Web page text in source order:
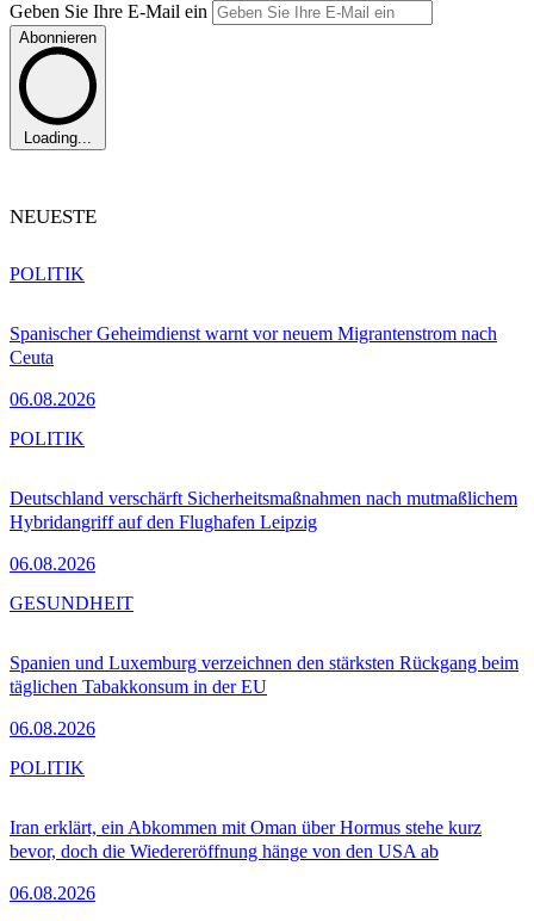
Geben Sie Ihre E-Mail ein
Abonnieren
Loading...
NEUESTE
Spanischer Geheimdienst warnt vor neuem Migrantenstrom nach
Ceuta
06.08.2026
POLITIK
Deutschland verschärft Sicherheitsmaßnahmen nach mutmaßlichem
Hybridangriff auf den Flughafen Leipzig
06.08.2026
POLITIK
Spanien und Luxemburg verzeichnen den stärksten Rückgang beim
täglichen Tabakkonsum in der EU
06.08.2026
GESUNDHEIT
Iran erklärt, ein Abkommen mit Oman über Hormus stehe kurz
bevor, doch die Wiedereröffnung hänge von den USA ab
06.08.2026
POLITIK